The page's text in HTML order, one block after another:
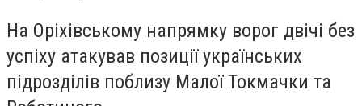
На Оріхівському напрямку ворог двічі без
успіху атакував позиції українських
підрозділів поблизу Малої Токмачки та